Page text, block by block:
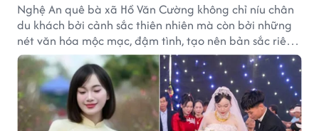
Nghệ An quê bà xã Hồ Văn Cường không chỉ níu chân
du khách bởi cảnh sắc thiên nhiên mà còn bởi những
nét văn hóa mộc mạc, đậm tình, tạo nên bản sắc riêng
của vùng đất xứ Nghệ.